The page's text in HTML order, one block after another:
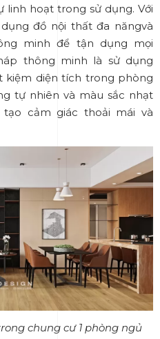
linh hoạt trong sử dụng. Với
đồ nội thất đa năngvà
minh để tận dụng mọi
thông minh là sử dụng
kiệm diện tích trong phòng
tự nhiên và màu sắc nhạt
cảm giác thoải mái và
chung cư 1 phòng ngủ